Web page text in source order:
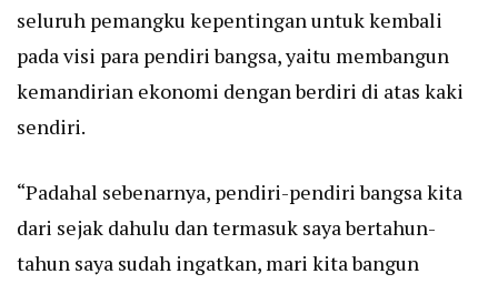
seluruh pemangku kepentingan untuk kembali
pada visi para pendiri bangsa, yaitu membangun
kemandirian ekonomi dengan berdiri di atas kaki
sendiri.
“Padahal sebenarnya, pendiri-pendiri bangsa kita
dari sejak dahulu dan termasuk saya bertahun-
tahun saya sudah ingatkan, mari kita bangun